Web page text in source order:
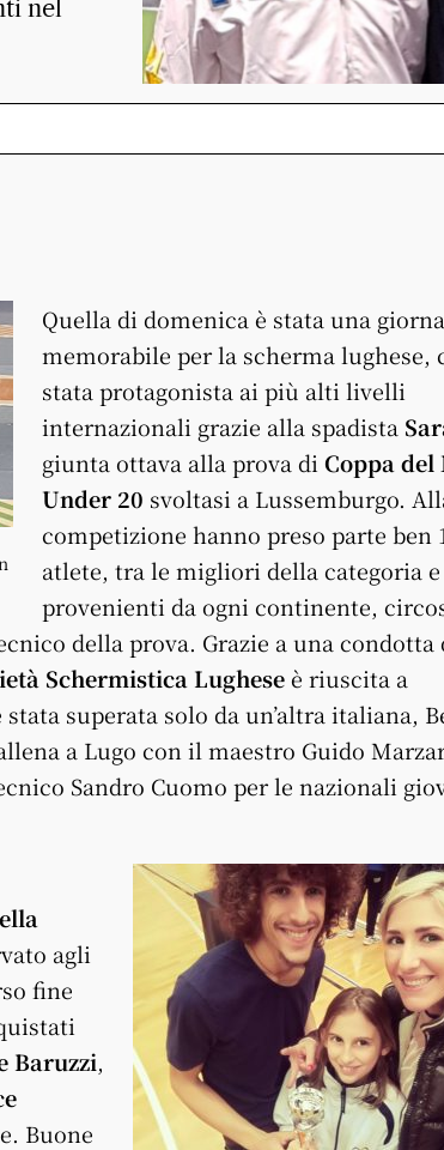
nel
Quella di domenica è stata una
memorabile per la scherma lughese,
stata protagonista ai più alti livelli
internazionali grazie alla spadista
giunta ottava alla prova di Coppa del
Under 20 svoltasi a Lussemburgo.
competizione hanno preso parte ben
atlete, tra le migliori della categoria e
provenienti da ogni continente,
della prova. Grazie a una condotta
Schermistica Lugheseè riuscita a
stata superata solo da un’altra italiana,
a Lugo con il maestro Guido
Sandro Cuomo per le nazionali
agli
fine
Baruzzi,
Buone